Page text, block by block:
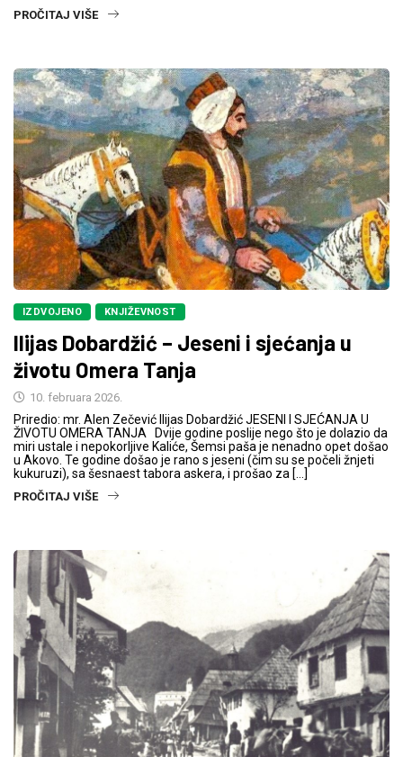
PROČITAJ VIŠE
IZDVOJENO KNJIŽEVNOST
Ilijas Dobardžić – Jeseni i sjećanja u
životu Omera Tanja
10. februara 2026.
Priredio: mr. Alen Zečević Ilijas Dobardžić JESENI I SJEĆANJA U
ŽIVOTU OMERA TANJA Dvije godine poslije nego što je dolazio da
miri ustale i nepokorljive Kaliće, Šemsi paša je nenadno opet došao
u Akovo. Te godine došao je rano s jeseni (čim su se počeli žnjeti
kukuruzi), sa šesnaest tabora askera, i prošao za […]
PROČITAJ VIŠE